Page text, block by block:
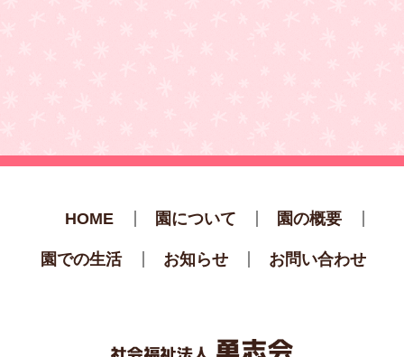
HOME 園について 園の概要
園での生活 お知らせ お問い合わせ